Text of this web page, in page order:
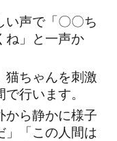
い声で「〇〇ち
ね」と一声か
猫ちゃんを刺激
行います。
から静かに様子
」「この人間は